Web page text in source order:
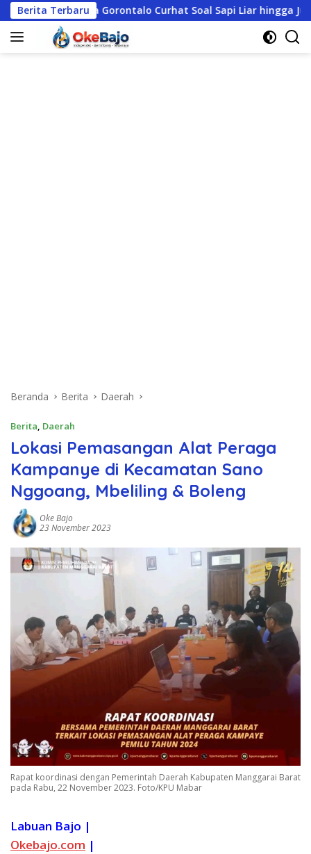
Langsung
ke
konten
Berita Terbaru
Curhat Soal Sapi Liar hingga Judi Online, Polres
Beranda Berita Daerah
Berita, Daerah
Lokasi Pemasangan Alat Peraga
Kampanye di Kecamatan Sano
Nggoang, Mbeliling & Boleng
Oke Bajo
23 November 2023
Rapat koordinasi dengan Pemerintah Daerah Kabupaten Manggarai Barat
pada Rabu, 22 November 2023. Foto/KPU Mabar
Labuan Bajo |
Okebajo.com |